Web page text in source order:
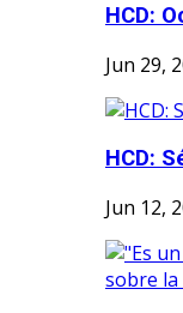
HCD:
Jun 29,
HCD:
Jun 12,